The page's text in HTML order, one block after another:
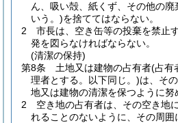
ん、吸い殻、紙くず、その他の廃
いう。)を捨ててはならない。
2
市長は、空き缶等の投棄を禁止
発を図らなければならない。
(清潔の保持)
第8条
土地又は建物の占有者(占有
理者とする。以下同じ。)は、そ
地又は建物の清潔を保つように努
2
空き地の占有者は、その空き地
れることのないように、その周